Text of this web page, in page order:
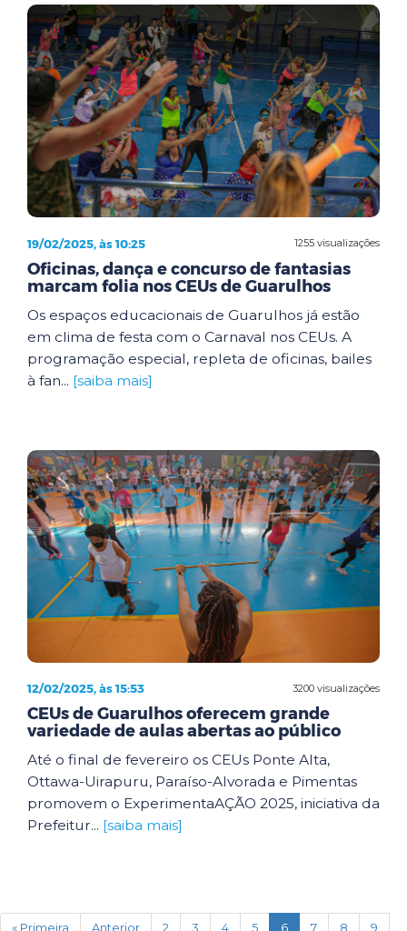
1255 visualizações
19/02/2025, às 10:25
Oficinas, dança e concurso de fantasias
marcam folia nos CEUs de Guarulhos
Os espaços educacionais de Guarulhos já estão
em clima de festa com o Carnaval nos CEUs. A
programação especial, repleta de oficinas, bailes
à fan... [saiba mais]
3200 visualizações
12/02/2025, às 15:53
CEUs de Guarulhos oferecem grande
variedade de aulas abertas ao público
Até o final de fevereiro os CEUs Ponte Alta,
Ottawa-Uirapuru, Paraíso-Alvorada e Pimentas
promovem o ExperimentaAÇÃO 2025, iniciativa da
Prefeitur... [saiba mais]
« Primeira Anterior 2 3 4 5 6(current)
7 8
9